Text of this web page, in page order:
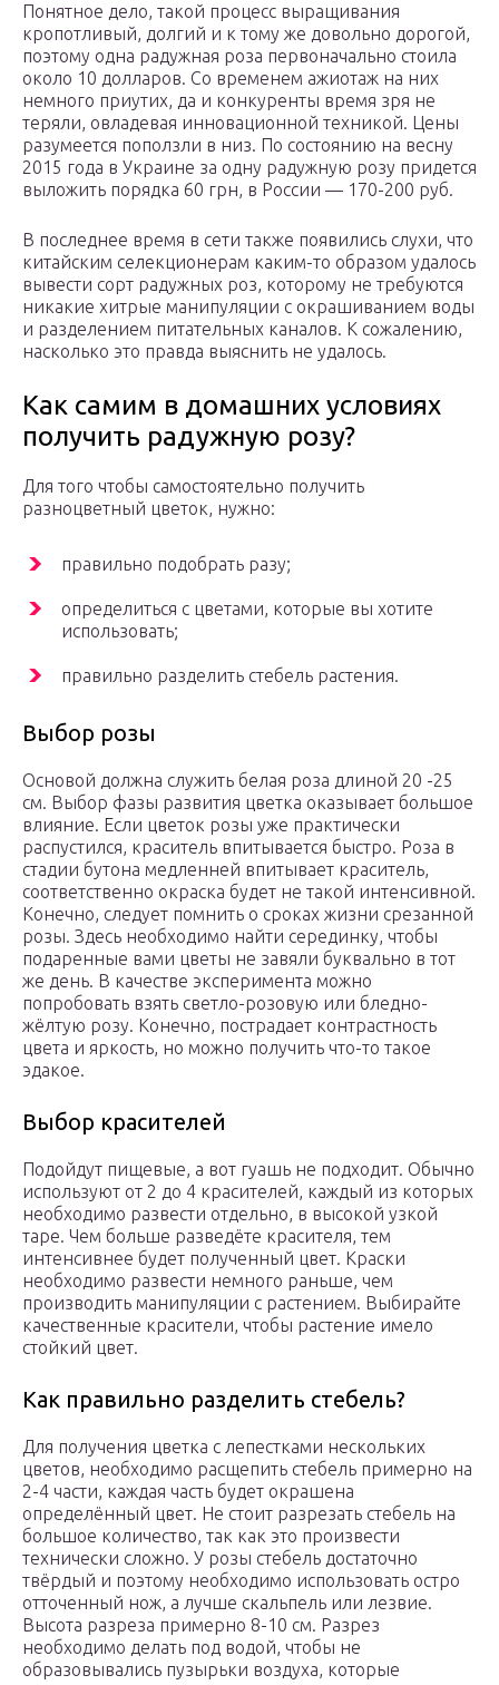
Понятное дело, такой процесс выращивания
кропотливый, долгий и к тому же довольно дорогой,
поэтому одна радужная роза первоначально стоила
около 10 долларов. Со временем ажиотаж на них
немного приутих, да и конкуренты время зря не
теряли, овладевая инновационной техникой. Цены
разумеется поползли в низ. По состоянию на весну
2015 года в Украине за одну радужную розу придется
выложить порядка 60 грн, в России — 170-200 руб.
В последнее время в сети также появились слухи, что
китайским селекционерам каким-то образом удалось
вывести сорт радужных роз, которому не требуются
никакие хитрые манипуляции с окрашиванием воды
и разделением питательных каналов. К сожалению,
насколько это правда выяснить не удалось.
Как самим в домашних условиях
получить радужную розу?
Для того чтобы самостоятельно получить
разноцветный цветок, нужно:
правильно подобрать разу;
определиться с цветами, которые вы хотите
использовать;
правильно разделить стебель растения.
Выбор розы
Основой должна служить белая роза длиной 20 -25
см. Выбор фазы развития цветка оказывает большое
влияние. Если цветок розы уже практически
распустился, краситель впитывается быстро. Роза в
стадии бутона медленней впитывает краситель,
соответственно окраска будет не такой интенсивной.
Конечно, следует помнить о сроках жизни срезанной
розы. Здесь необходимо найти серединку, чтобы
подаренные вами цветы не завяли буквально в тот
же день. В качестве эксперимента можно
попробовать взять светло-розовую или бледно-
жёлтую розу. Конечно, пострадает контрастность
цвета и яркость, но можно получить что-то такое
эдакое.
Выбор красителей
Подойдут пищевые, а вот гуашь не подходит. Обычно
используют от 2 до 4 красителей, каждый из которых
необходимо развести отдельно, в высокой узкой
таре. Чем больше разведёте красителя, тем
интенсивнее будет полученный цвет. Краски
необходимо развести немного раньше, чем
производить манипуляции с растением. Выбирайте
качественные красители, чтобы растение имело
стойкий цвет.
Как правильно разделить стебель?
Для получения цветка с лепестками нескольких
цветов, необходимо расщепить стебель примерно на
2-4 части, каждая часть будет окрашена
определённый цвет. Не стоит разрезать стебель на
большое количество, так как это произвести
технически сложно. У розы стебель достаточно
твёрдый и поэтому необходимо использовать остро
отточенный нож, а лучше скальпель или лезвие.
Высота разреза примерно 8-10 см. Разрез
необходимо делать под водой, чтобы не
образовывались пузырьки воздуха, которые